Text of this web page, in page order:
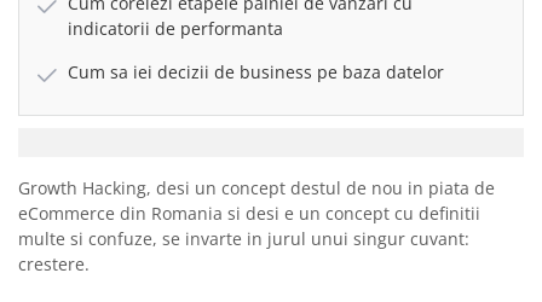
indicatorii de performanta
Cum sa iei decizii de business pe baza datelor
Growth Hacking, desi un concept destul de nou in piata de
eCommerce din Romania si desi e un concept cu definitii
multe si confuze, se invarte in jurul unui singur cuvant:
crestere.